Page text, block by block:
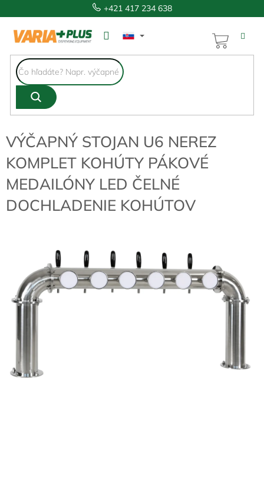
na
obsah
+421 417 234 638
KOŠÍK
VÝČAPNÝ STOJAN U6 NEREZ
KOMPLET KOHÚTY PÁKOVÉ
MEDAILÓNY LED ČELNÉ
DOCHLADENIE KOHÚTOV